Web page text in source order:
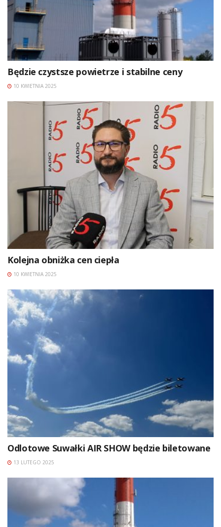
Będzie czystsze powietrze i stabilne ceny
10 KWIETNIA 2025
Kolejna obniżka cen ciepła
10 KWIETNIA 2025
Odlotowe Suwałki AIR SHOW będzie biletowane
13 LUTEGO 2025